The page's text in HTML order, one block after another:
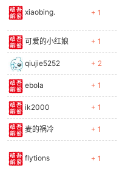
xiaobing. + 1
可爱的小红娘 + 1
qiujie5252 + 2
ebola + 1
ik2000 + 1
麦的祸冷 + 1
flytions + 1